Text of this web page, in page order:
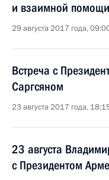
и взаимной
29 августа 2017 года,
Встреча с
Саргсяном
23 августа 2017 года,
23 августа
с Президентом